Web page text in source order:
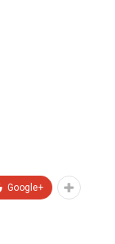
Google+